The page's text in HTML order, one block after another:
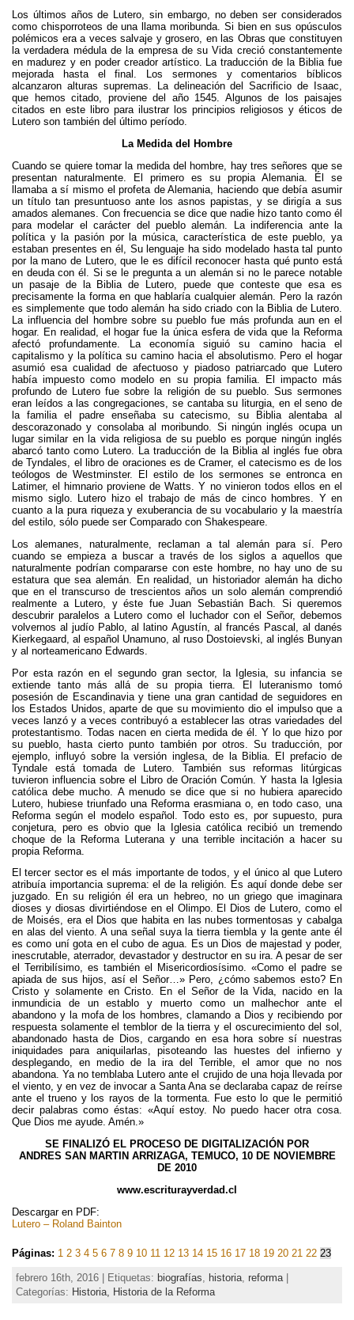
Los últimos años de Lutero, sin embargo, no deben ser considerados
como chisporroteos de una llama moribunda. Si bien en sus opúsculos
polémicos era a veces salvaje y grosero, en las Obras que constituyen
la verdadera médula de la empresa de su Vida creció constantemente
en madurez y en poder creador artístico. La traducción de la Biblia fue
mejorada hasta el final. Los sermones y comentarios bíblicos
alcanzaron alturas supremas. La delineación del Sacrificio de Isaac,
que hemos citado, proviene del año 1545. Algunos de los paisajes
citados en este libro para ilustrar los principios religiosos y éticos de
Lutero son también del último período.
La Medida del Hombre
Cuando se quiere tomar la medida del hombre, hay tres señores que se
presentan naturalmente. El primero es su propia Alemania. Él se
llamaba a sí mismo el profeta de Alemania, haciendo que debía asumir
un título tan presuntuoso ante los asnos papistas, y se dirigía a sus
amados alemanes. Con frecuencia se dice que nadie hizo tanto como él
para modelar el carácter del pueblo alemán. La indiferencia ante la
política y la pasión por la música, característica de este pueblo, ya
estaban presentes en él, Su lenguaje ha sido modelado hasta tal punto
por la mano de Lutero, que le es difícil reconocer hasta qué punto está
en deuda con él. Si se le pregunta a un alemán si no le parece notable
un pasaje de la Biblia de Lutero, puede que conteste que esa es
precisamente la forma en que hablaría cualquier alemán. Pero la razón
es simplemente que todo alemán ha sido criado con la Biblia de Lutero.
La influencia del hombre sobre su pueblo fue más profunda aun en el
hogar. En realidad, el hogar fue la única esfera de vida que la Reforma
afectó profundamente. La economía siguió su camino hacia el
capitalismo y la política su camino hacia el absolutismo. Pero el hogar
asumió esa cualidad de afectuoso y piadoso patriarcado que Lutero
había impuesto como modelo en su propia familia. El impacto más
profundo de Lutero fue sobre la religión de su pueblo. Sus sermones
eran leídos a las congregaciones, se cantaba su liturgia, en el seno de
la familia el padre enseñaba su catecismo, su Biblia alentaba al
descorazonado y consolaba al moribundo. Si ningún inglés ocupa un
lugar similar en la vida religiosa de su pueblo es porque ningún inglés
abarcó tanto como Lutero. La traducción de la Biblia al inglés fue obra
de Tyndales, el libro de oraciones es de Cramer, el catecismo es de los
teólogos de Westminster. El estilo de los sermones se entronca en
Latimer, el himnario proviene de Watts. Y no vinieron todos ellos en el
mismo siglo. Lutero hizo el trabajo de más de cinco hombres. Y en
cuanto a la pura riqueza y exuberancia de su vocabulario y la maestría
del estilo, sólo puede ser Comparado con Shakespeare.
Los alemanes, naturalmente, reclaman a tal alemán para sí. Pero
cuando se empieza a buscar a través de los siglos a aquellos que
naturalmente podrían compararse con este hombre, no hay uno de su
estatura que sea alemán. En realidad, un historiador alemán ha dicho
que en el transcurso de trescientos años un solo alemán comprendió
realmente a Lutero, y éste fue Juan Sebastián Bach. Si queremos
descubrir paralelos a Lutero como el luchador con el Señor, debemos
volvernos al judío Pablo, al latino Agustín, al francés Pascal, al danés
Kierkegaard, al español Unamuno, al ruso Dostoievski, al inglés Bunyan
y al norteamericano Edwards.
Por esta razón en el segundo gran sector, la Iglesia, su infancia se
extiende tanto más allá de su propia tierra. El luteranismo tomó
posesión de Escandinavia y tiene una gran cantidad de seguidores en
los Estados Unidos, aparte de que su movimiento dio el impulso que a
veces lanzó y a veces contribuyó a establecer las otras variedades del
protestantismo. Todas nacen en cierta medida de él. Y lo que hizo por
su pueblo, hasta cierto punto también por otros. Su traducción, por
ejemplo, influyó sobre la versión inglesa, de la Biblia. El prefacio de
Tyndale está tomada de Lutero. También sus reformas litúrgicas
tuvieron influencia sobre el Libro de Oración Común. Y hasta la Iglesia
católica debe mucho. A menudo se dice que si no hubiera aparecido
Lutero, hubiese triunfado una Reforma erasmiana o, en todo caso, una
Reforma según el modelo español. Todo esto es, por supuesto, pura
conjetura, pero es obvio que la Iglesia católica recibió un tremendo
choque de la Reforma Luterana y una terrible incitación a hacer su
propia Reforma.
El tercer sector es el más importante de todos, y el único al que Lutero
atribuía importancia suprema: el de la religión. Es aquí donde debe ser
juzgado. En su religión él era un hebreo, no un griego que imaginara
dioses y diosas divirtiéndose en el Olimpo. El Dios de Lutero, como el
de Moisés, era el Dios que habita en las nubes tormentosas y cabalga
en alas del viento. A una señal suya la tierra tiembla y la gente ante él
es como uní gota en el cubo de agua. Es un Dios de majestad y poder,
inescrutable, aterrador, devastador y destructor en su ira. A pesar de ser
el Terribilísimo, es también el Misericordiosísimo. «Como el padre se
apiada de sus hijos, así el Señor…» Pero, ¿cómo sabemos esto? En
Cristo y solamente en Cristo. En el Señor de la Vida, nacido en la
inmundicia de un establo y muerto como un malhechor ante el
abandono y la mofa de los hombres, clamando a Dios y recibiendo por
respuesta solamente el temblor de la tierra y el oscurecimiento del sol,
abandonado hasta de Dios, cargando en esa hora sobre sí nuestras
iniquidades para aniquilarlas, pisoteando las huestes del infierno y
desplegando, en medio de la ira del Terrible, el amor que no nos
abandona. Ya no temblaba Lutero ante el crujido de una hoja llevada por
el viento, y en vez de invocar a Santa Ana se declaraba capaz de reírse
ante el trueno y los rayos de la tormenta. Fue esto lo que le permitió
decir palabras como éstas: «Aquí estoy. No puedo hacer otra cosa.
Que Dios me ayude. Amén.»
SE FINALIZÓ EL PROCESO DE DIGITALIZACIÓN POR
ANDRES SAN MARTIN ARRIZAGA, TEMUCO, 10 DE NOVIEMBRE
DE 2010
www.escriturayverdad.cl
Descargar en PDF:
Lutero – Roland Bainton
Páginas: 1 2 3 4 5 6 7 8 9 10 11 12 13 14 15 16 17 18 19 20 21 22 23
febrero 16th, 2016 | Etiquetas: biografías, historia, reforma|
Categorías: Historia, Historia de la Reforma